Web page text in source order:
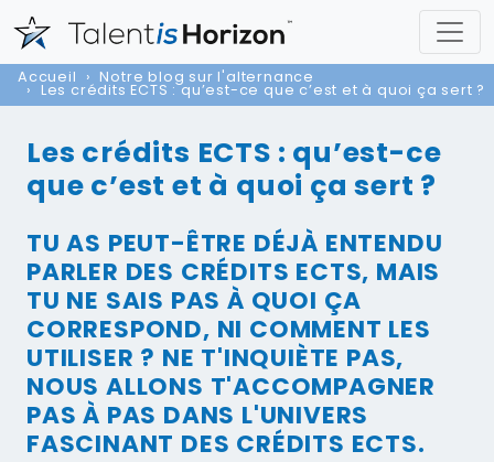
Accueil Notre blog sur l'alternance
Les crédits ECTS : qu’est-ce que c’est et à quoi ça sert ?
Les crédits ECTS : qu’est-ce
que c’est et à quoi ça sert ?
TU AS PEUT-ÊTRE DÉJÀ ENTENDU
PARLER DES CRÉDITS ECTS, MAIS
TU NE SAIS PAS À QUOI ÇA
CORRESPOND, NI COMMENT LES
UTILISER ? NE T'INQUIÈTE PAS,
NOUS ALLONS T'ACCOMPAGNER
PAS À PAS DANS L'UNIVERS
FASCINANT DES CRÉDITS ECTS.